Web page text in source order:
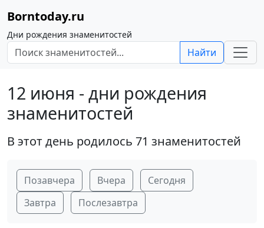
Borntoday.ru
Дни рождения знаменитостей
Найти
12 июня - дни рождения
знаменитостей
В этот день родилось 71 знаменитостей
Позавчера Вчера
Сегодня
Завтра
Послезавтра